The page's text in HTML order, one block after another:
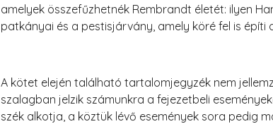
amelyek összefűzhetnék Rembrandt életét: ilyen
patkányai és a pestisjárvány, amely köré fel is
A kötet elején található tartalomjegyzék nem
szalagban jelzik számunkra a fejezetbeli
szék alkotja, a köztük lévő események sora pedig